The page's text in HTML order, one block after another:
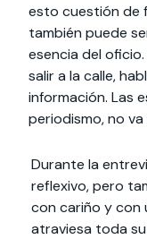
esto cuestión de
también puede
esencia del
salir a la calle,
información. Las
periodismo, no
Durante la
reflexivo, pero
con cariño y con
atraviesa toda